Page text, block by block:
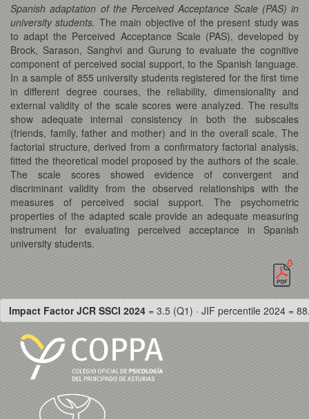
Spanish adaptation of the Perceived Acceptance Scale (PAS) in
university students. The main objective of the present study was
to adapt the Perceived Acceptance Scale (PAS), developed by
Brock, Sarason, Sanghvi and Gurung to evaluate the cognitive
component of perceived social support, to the Spanish language.
In a sample of 855 university students registered for the first time
in different degree courses, the reliability, dimensionality and
external validity of the scale scores were analyzed. The results
show adequate internal consistency in both the subscales
(friends, family, father and mother) and in the overall scale. The
factorial structure, derived from a confirmatory factorial analysis,
fitted the theoretical model proposed by the authors of the scale.
The scale scores showed evidence of convergent and
discriminant validity from the observed relationships with the
measures of perceived social support. The psychometric
properties of the adapted scale provide an adequate measuring
instrument for evaluating perceived acceptance in Spanish
university students.
Impact Factor JCR SSCI 2024 = 3.5 (Q1) · JIF percentile 2024 =